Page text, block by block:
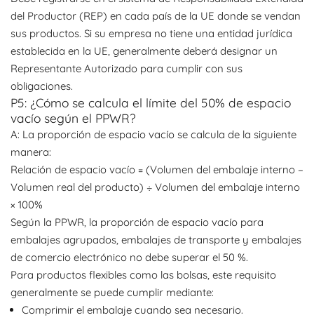
del Productor (REP) en cada país de la UE donde se vendan
sus productos. Si su empresa no tiene una entidad jurídica
establecida en la UE, generalmente deberá designar un
Representante Autorizado para cumplir con sus
obligaciones.
P5: ¿Cómo se calcula el límite del 50% de espacio
vacío según el PPWR?
A: La proporción de espacio vacío se calcula de la siguiente
manera:
Relación de espacio vacío = (Volumen del embalaje interno −
Volumen real del producto) ÷ Volumen del embalaje interno
× 100%
Según la PPWR, la proporción de espacio vacío para
embalajes agrupados, embalajes de transporte y embalajes
de comercio electrónico no debe superar el 50 %.
Para productos flexibles como las bolsas, este requisito
generalmente se puede cumplir mediante:
Comprimir el embalaje cuando sea necesario.